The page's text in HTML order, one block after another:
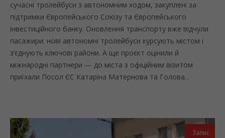
сучасні тролейбуси з автономним ходом, закуплені за
підтримки Європейського Союзу та Європейського
інвестиційного банку. Оновлення транспорту вже відчули
пасажири: нові автономні тролейбуси курсують містом і
з’єднують ключові райони. А ще проєкт оцінили й
міжнародні партнери — до міста з офіційним візитом
приїхали Посол ЄС Катаріна Матернова та Голова...
Запис